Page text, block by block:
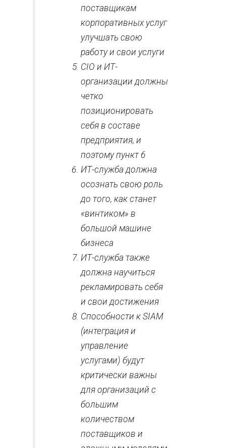
поставщикам
корпоративных услуг
улучшать свою
работу и свои услуги
CIO и ИТ-
организации должны
четко
позиционировать
себя в составе
предприятия, и
поэтому пункт 6
ИТ-служба должна
осознать свою роль
до того, как станет
«винтиком» в
большой машине
бизнеса
ИТ-служба также
должна научиться
рекламировать себя
и свои достижения
Способности к SIAM
(интеграция и
управление
услугами) будут
критически важны
для организаций с
большим
количеством
поставщиков и